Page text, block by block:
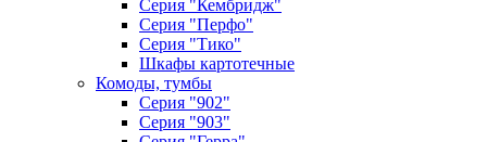
Серия "Кембридж"
Серия "Перфо"
Серия "Тико"
Шкафы картотечные
Комоды, тумбы
Серия "902"
Серия "903"